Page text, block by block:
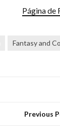
Página de
Fantasy and Co
Previous